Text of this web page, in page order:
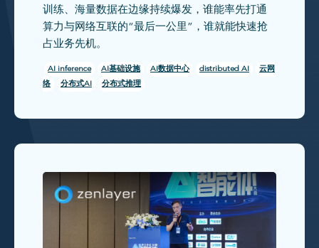
训练、海量数据在边缘持续爆发，谁能率先打通
算力与网络互联的“最后一公里”，谁就能快速抢
占业务先机。
AI inference AI基础设施 AI数据中心 distributed AI
云网
络
分布式AI 分布式推理